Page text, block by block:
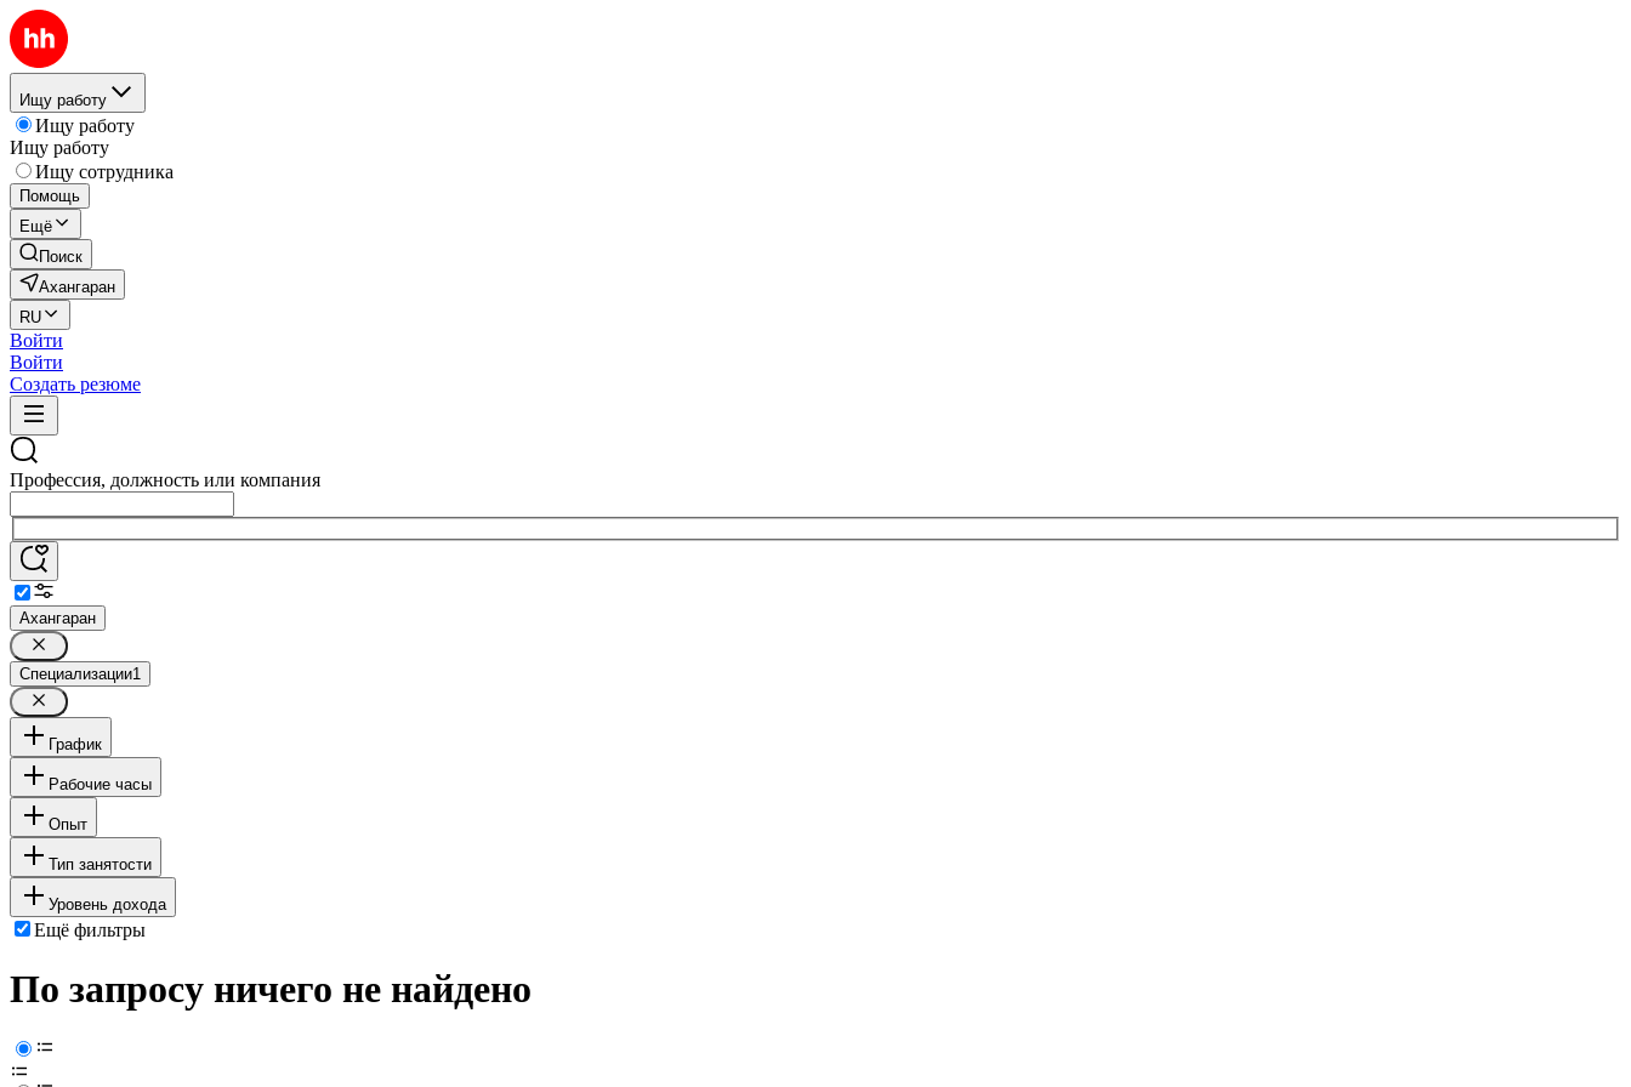
Ищу работу
Ищу работу
Ищу работу
Ищу сотрудника
Помощь
Ещё
Поиск
Ахангаран
RU
Войти
Войти
Создать резюме
Профессия, должность или компания
Ахангаран
Специализации1
График
Рабочие часы
Опыт
Тип занятости
Уровень дохода
Ещё фильтры
По запросу ничего не найдено